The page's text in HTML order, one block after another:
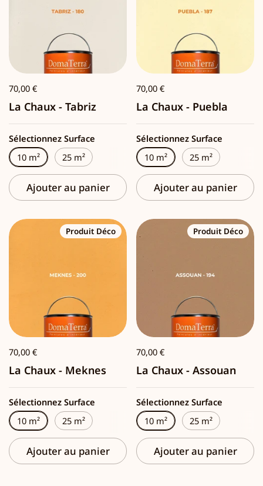
70,00 €
La Chaux - Tabriz
Sélectionnez Surface
10 m²
25 m²
Ajouter au panier
70,00 €
La Chaux - Puebla
Sélectionnez Surface
10 m²
25 m²
Ajouter au panier
70,00 €
La Chaux - Meknes
Sélectionnez Surface
10 m²
25 m²
Ajouter au panier
Produit Déco
70,00 €
La Chaux - Assouan
Sélectionnez Surface
10 m²
25 m²
Ajouter au panier
Produit Déco